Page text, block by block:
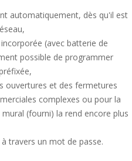
automatiquement, dès qu'il est
(avec batterie de
possible de programmer
ouvertures et des fermetures
complexes ou pour la
(fourni) la rend encore plus
travers un mot de passe.